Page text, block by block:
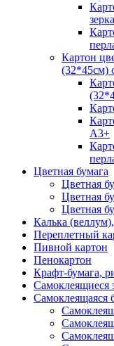
Картон
(32*45см)
А3+
Цветная бумага
Цветная
Цветная
Цветная
Калька
Переплетный
Пивной картон
Пенокартон
Крафт-бумага,
Самоклеящиеся
Самоклеящаяся